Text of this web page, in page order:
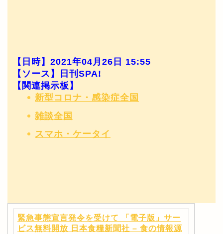
【日時】2021年04月26日 15:55
【ソース】日刊SPA!
【関連掲示板】
新型コロナ・感染症全国
雑談全国
スマホ・ケータイ
緊急事態宣言発令を受けて 「電子版」サー
ビス無料開放 日本食糧新聞社 – 食の情報源